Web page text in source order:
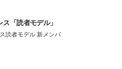
「読者モデル」
読者モデル 新メンバ